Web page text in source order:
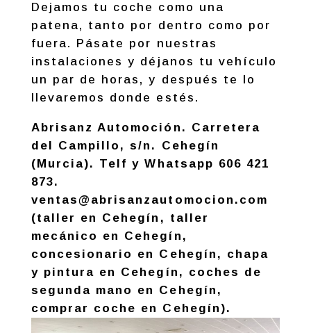
Dejamos tu coche como una
patena, tanto por dentro como por
fuera. Pásate por nuestras
instalaciones y déjanos tu vehículo
un par de horas, y después te lo
llevaremos donde estés.
Abrisanz Automoción. Carretera
del Campillo, s/n. Cehegín
(Murcia). Telf y Whatsapp 606 421
873.
ventas@abrisanzautomocion.com
(taller en Cehegín, taller
mecánico en Cehegín,
concesionario en Cehegín, chapa
y pintura en Cehegín, coches de
segunda mano en Cehegín,
comprar coche en Cehegín).